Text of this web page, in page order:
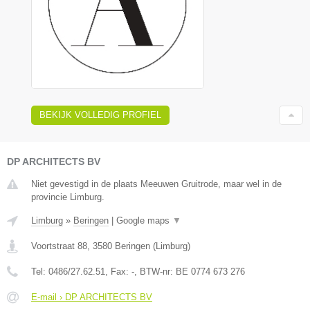
BEKIJK VOLLEDIG PROFIEL
DP ARCHITECTS BV
Niet gevestigd in de plaats Meeuwen Gruitrode, maar wel in de
provincie Limburg.
Limburg » Beringen Google maps ▼
Voortstraat 88, 3580 Beringen (Limburg)
Tel: 0486/27.62.51, Fax: -, BTW-nr: BE 0774 673 276
E-mail › DP ARCHITECTS BV